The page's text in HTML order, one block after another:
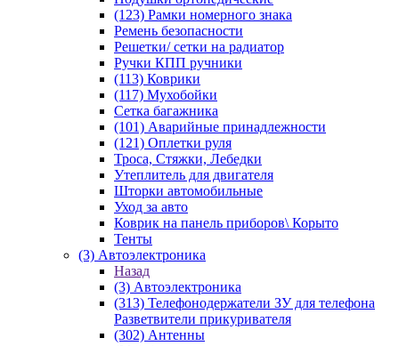
(123) Рамки номерного знака
Ремень безопасности
Решетки/ сетки на радиатор
Ручки КПП ручники
(113) Коврики
(117) Мухобойки
Сетка багажника
(101) Аварийные принадлежности
(121) Оплетки руля
Троса, Стяжки, Лебедки
Утеплитель для двигателя
Шторки автомобильные
Уход за авто
Коврик на панель приборов\ Корыто
Тенты
(3) Автоэлектроника
Назад
(3) Автоэлектроника
(313) Телефонодержатели ЗУ для телефона
Разветвители прикуривателя
(302) Антенны